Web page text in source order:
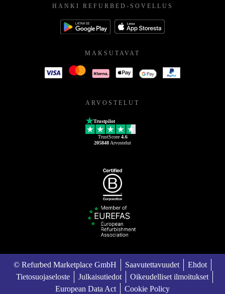
HANKI REFURBED-SOVELLUS
MAKSUTAVAT
ARVOSTELUT
Trustpilot
TrustScore 4.6
205848 Arvostelut
© Refurbed Marketplace GmbH Saavutettavuudet
Ehdot
Tietosuojaseloste
Julkaisutiedot
Oikeudelliset ilmoitukset
European Data Act
Cookie Policy